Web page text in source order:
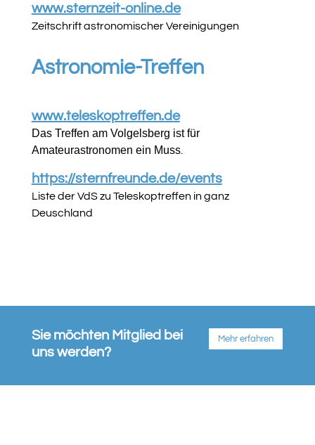
www.sternzeit-online.de
Zeitschrift astronomischer Vereinigungen
Astronomie-Treffen
www.teleskoptreffen.de
Das Treffen am Volgelsberg ist für
Amateurastronomen ein Muss.
https://sternfreunde.de/events
Liste der VdS zu Teleskoptreffen in ganz
Deuschland
Sie möchten Mitglied bei
uns werden?
Mehr erfahren